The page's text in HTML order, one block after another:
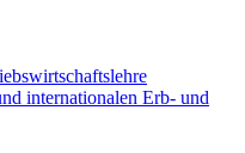
internationalen Erb- und